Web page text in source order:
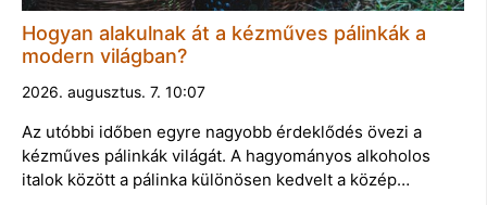
Hogyan alakulnak át a kézműves pálinkák a
modern világban?
2026. augusztus. 7. 10:07
Az utóbbi időben egyre nagyobb érdeklődés övezi a
kézműves pálinkák világát. A hagyományos alkoholos
italok között a pálinka különösen kedvelt a közép…